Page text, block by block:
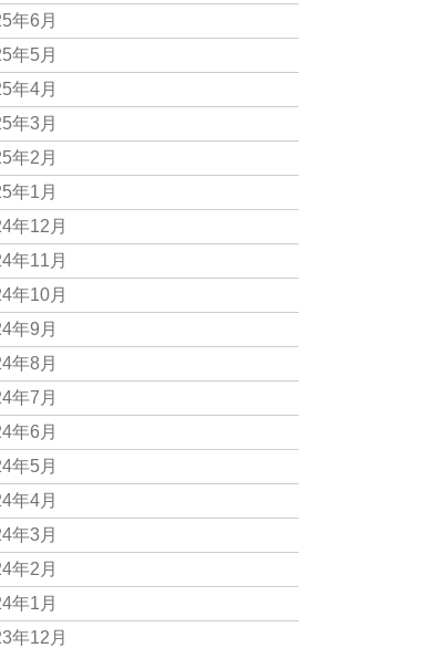
年6月
年5月
年4月
年3月
年2月
年1月
年12月
年11月
年10月
年9月
年8月
年7月
年6月
年5月
年4月
年3月
年2月
年1月
年12月